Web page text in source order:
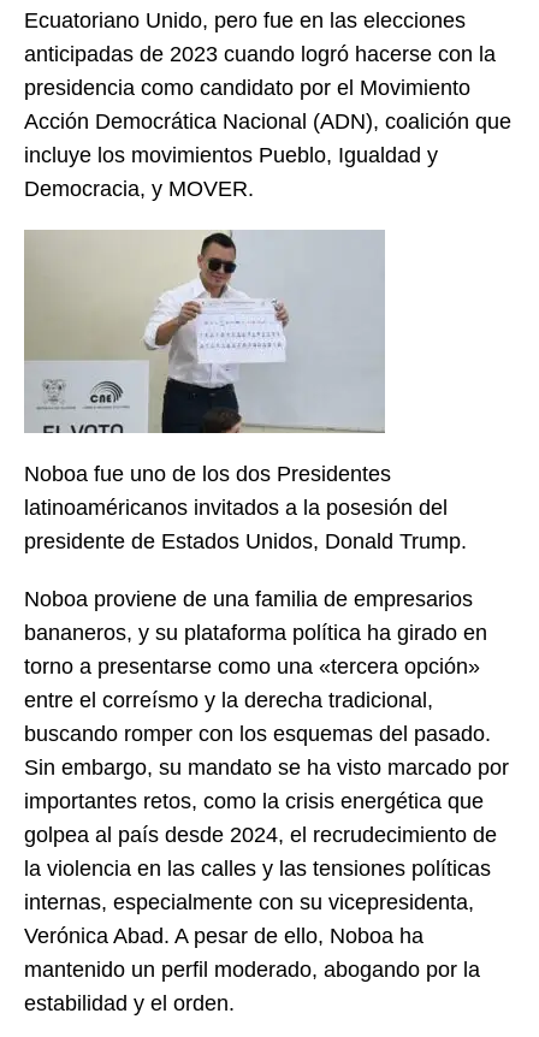
Ecuatoriano Unido, pero fue en las elecciones
anticipadas de 2023 cuando logró hacerse con la
presidencia como candidato por el Movimiento
Acción Democrática Nacional (ADN), coalición que
incluye los movimientos Pueblo, Igualdad y
Democracia, y MOVER.
Noboa fue uno de los dos Presidentes
latinoaméricanos invitados a la posesión del
presidente de Estados Unidos, Donald Trump.
Noboa proviene de una familia de empresarios
bananeros, y su plataforma política ha girado en
torno a presentarse como una «tercera opción»
entre el correísmo y la derecha tradicional,
buscando romper con los esquemas del pasado.
Sin embargo, su mandato se ha visto marcado por
importantes retos, como la crisis energética que
golpea al país desde 2024, el recrudecimiento de
la violencia en las calles y las tensiones políticas
internas, especialmente con su vicepresidenta,
Verónica Abad. A pesar de ello, Noboa ha
mantenido un perfil moderado, abogando por la
estabilidad y el orden.